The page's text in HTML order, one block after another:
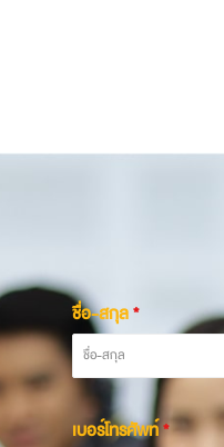
ชื่อ-สกุล*
เบอร์โทรศัพท์*